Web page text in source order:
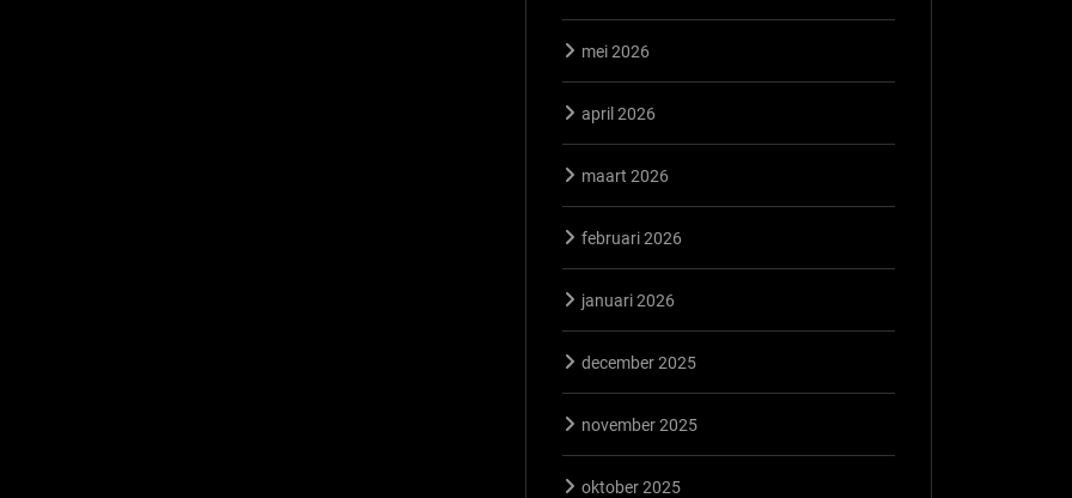
mei 2026
april 2026
maart 2026
februari 2026
januari 2026
december 2025
november 2025
oktober 2025